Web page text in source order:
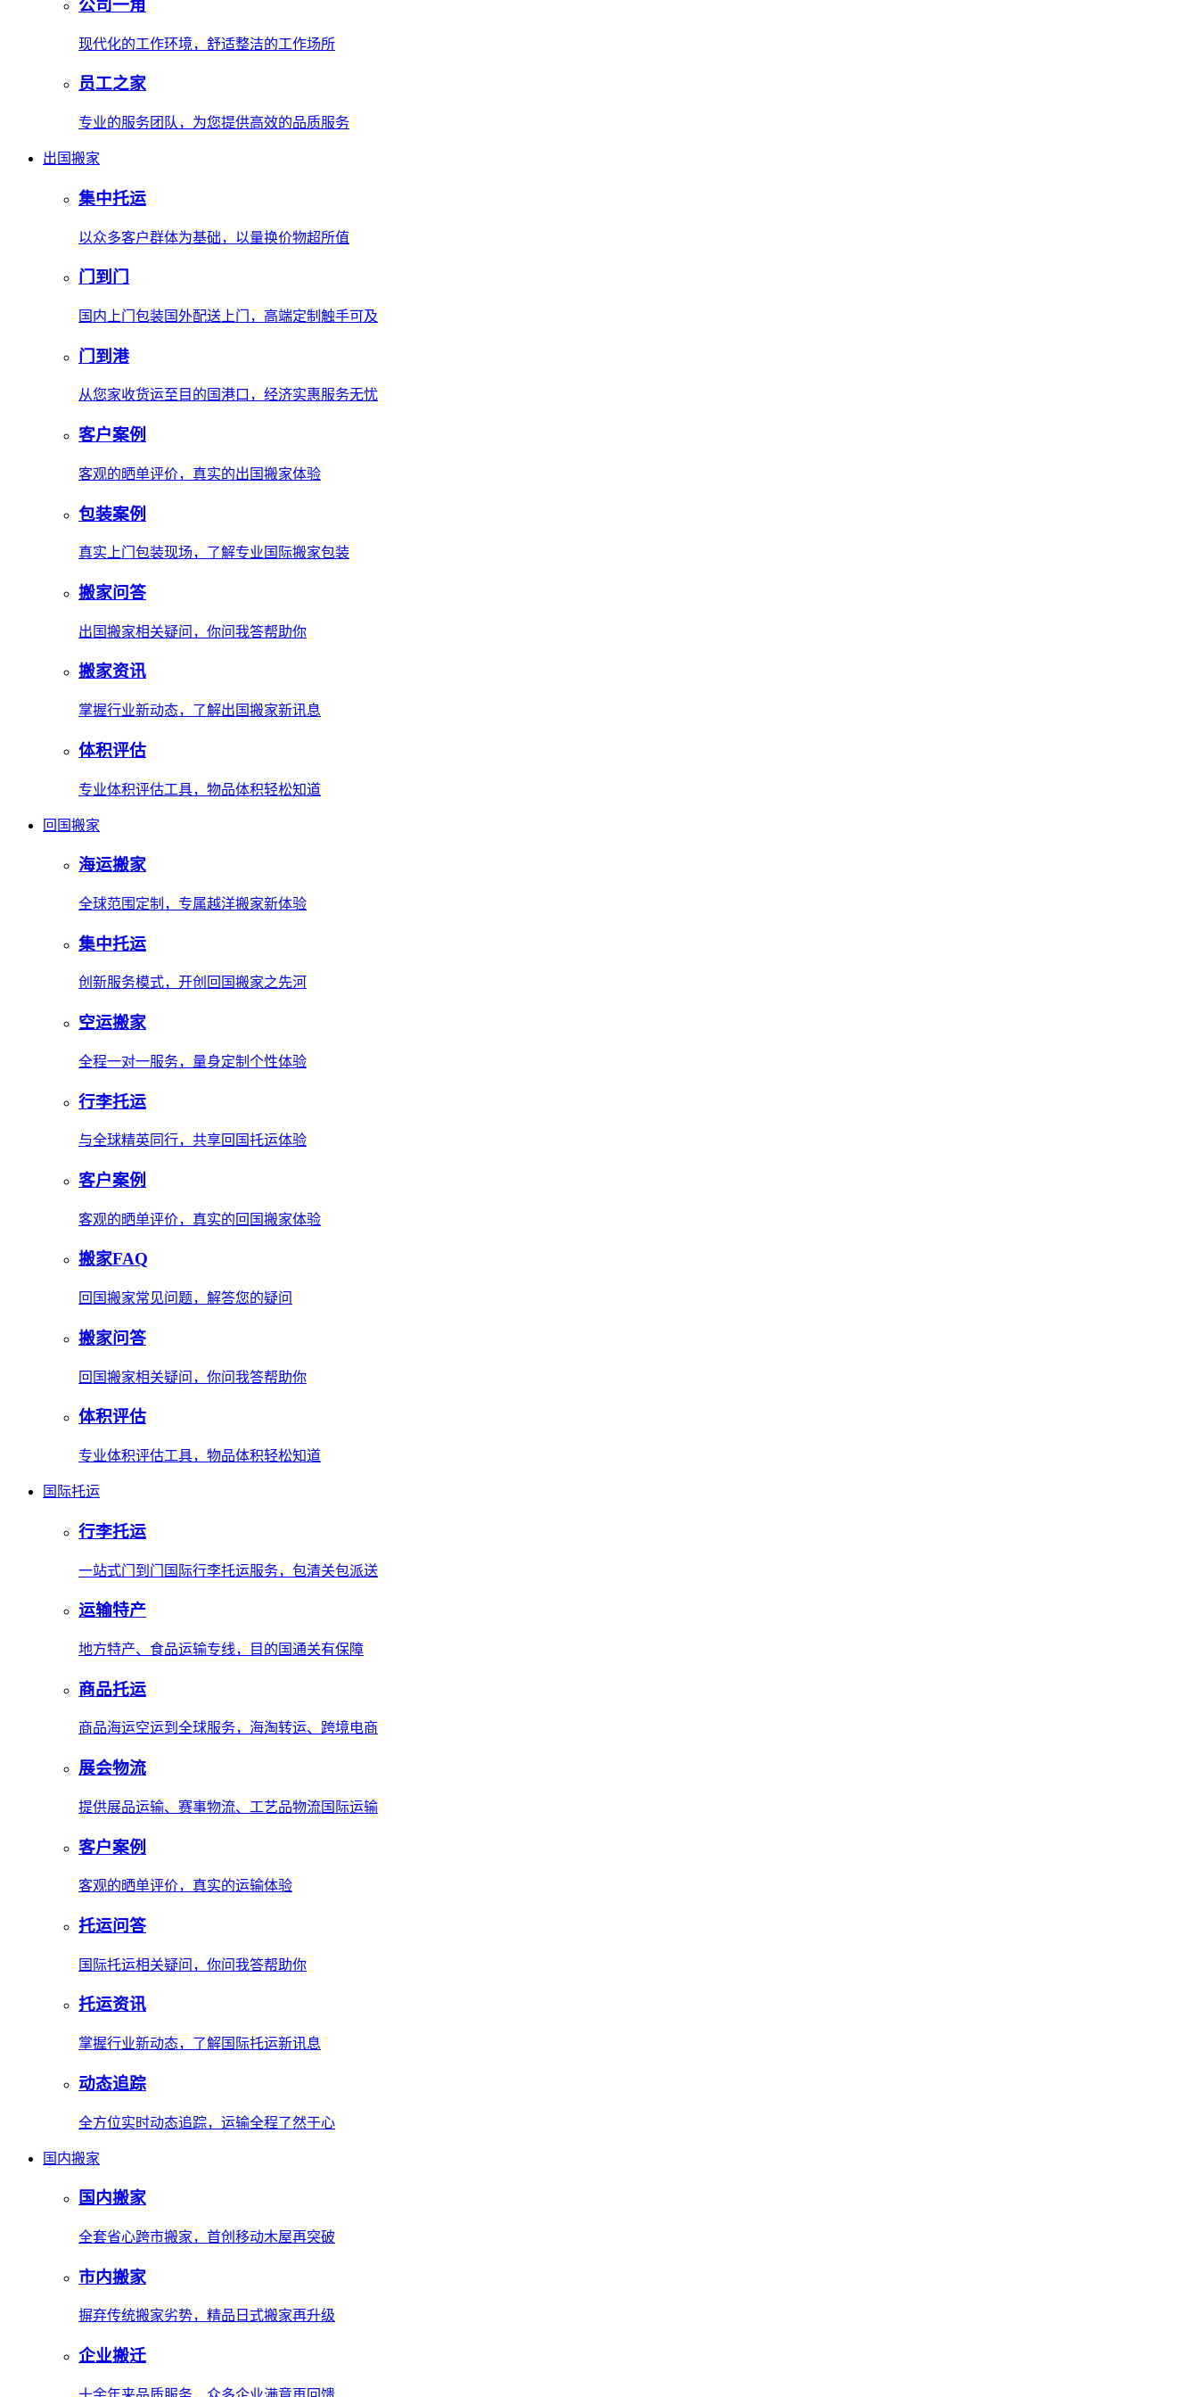
公司一角
现代化的工作环境，舒适整洁的工作场所
员工之家
专业的服务团队，为您提供高效的品质服务
出国搬家
集中托运
以众多客户群体为基础，以量换价物超所值
门到门
国内上门包装国外配送上门，高端定制触手可及
门到港
从您家收货运至目的国港口，经济实惠服务无忧
客户案例
客观的晒单评价，真实的出国搬家体验
包装案例
真实上门包装现场，了解专业国际搬家包装
搬家问答
出国搬家相关疑问，你问我答帮助你
搬家资讯
掌握行业新动态，了解出国搬家新讯息
体积评估
专业体积评估工具，物品体积轻松知道
回国搬家
海运搬家
全球范围定制，专属越洋搬家新体验
集中托运
创新服务模式，开创回国搬家之先河
空运搬家
全程一对一服务，量身定制个性体验
行李托运
与全球精英同行，共享回国托运体验
客户案例
客观的晒单评价，真实的回国搬家体验
搬家FAQ
回国搬家常见问题，解答您的疑问
搬家问答
回国搬家相关疑问，你问我答帮助你
体积评估
专业体积评估工具，物品体积轻松知道
国际托运
行李托运
一站式门到门国际行李托运服务，包清关包派送
运输特产
地方特产、食品运输专线，目的国通关有保障
商品托运
商品海运空运到全球服务，海淘转运、跨境电商
展会物流
提供展品运输、赛事物流、工艺品物流国际运输
客户案例
客观的晒单评价，真实的运输体验
托运问答
国际托运相关疑问，你问我答帮助你
托运资讯
掌握行业新动态，了解国际托运新讯息
动态追踪
全方位实时动态追踪，运输全程了然于心
国内搬家
国内搬家
全套省心跨市搬家，首创移动木屋再突破
市内搬家
摒弃传统搬家劣势，精品日式搬家再升级
企业搬迁